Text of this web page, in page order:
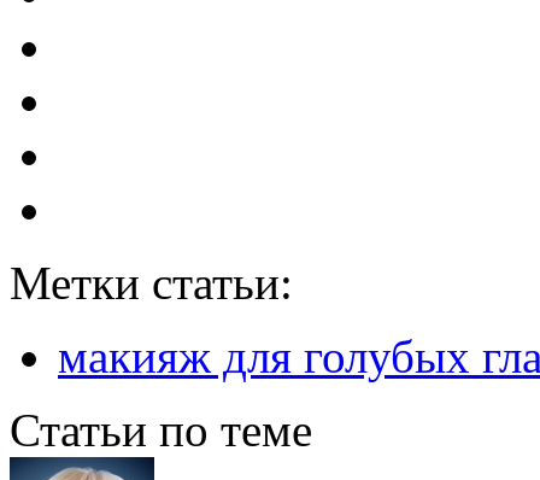
Метки статьи:
макияж для голубых
Статьи по теме